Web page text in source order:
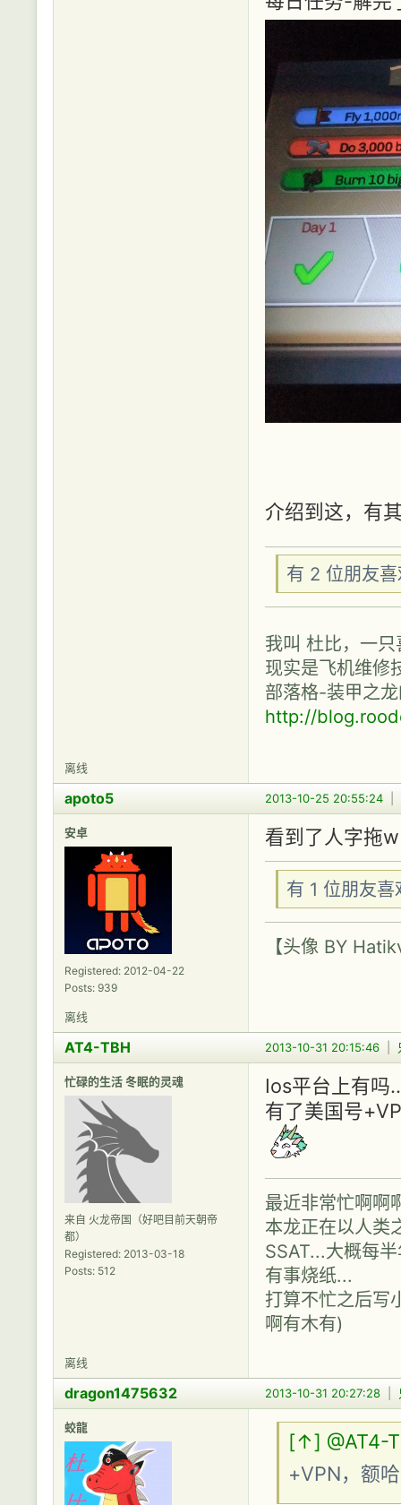
介绍到这，有
有 2 位朋友
我叫 杜比，一
现实是飞机维修
部落格-装甲之
http://
离线
2013-10-25 20:55:24
apoto5
安卓
Registered: 2012-04-22
Posts: 939
看到了人字拖w
有 1 位朋友
【头像 BY
离线
2013-10-31 20:15:46
AT4-TBH
忙碌的生活 冬眠的灵魂
来自 火龙帝国（好吧目前天朝帝
都）
Registered: 2013-03-18
Posts: 512
Ios平台上有吗
有了美国号
最近非常忙啊啊
本龙正在以人类
SSAT...大概每
有事烧纸...
打算不忙之后写
啊有木有)
离线
2013-10-31 20:27:28
dragon1475632
蛟龍
[↑] @AT4-
+VPN，额